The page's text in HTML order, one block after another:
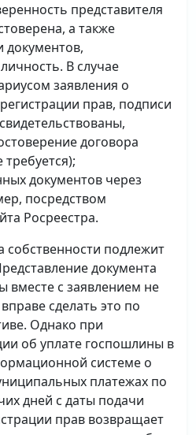
представителя
а также
В случае
заявления о
прав, подписи
договора
документов через
посредством
Росреестра.
собственности подлежит
документа
вместе с заявлением не
сделать это по
Однако при
об уплате госпошлины в
системе о
платежах по
дней с даты подачи
прав возвращает